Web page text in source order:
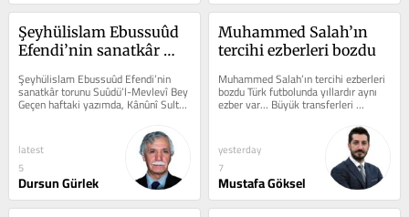
Şeyhülislam Ebussuûd
Efendi’nin sanatkâr
Bey
Şeyhülislam Ebussuûd Efendi’nin
sanatkâr torunu Suûdü’l-Mevlevî Bey
Geçen haftaki yazımda, Kânûnî Sultan
Süleyman’ın meşhur...
latest
5
Dursun Gürlek
Muhammed Salah’ın
tercihi ezberleri bozdu
Muhammed Salah’ın tercihi ezberleri
bozdu Türk futbolunda yıllardır aynı
ezber var... Büyük transferleri
İstanbul kulüpleri yaptığında...
yesterday
7
Mustafa Göksel